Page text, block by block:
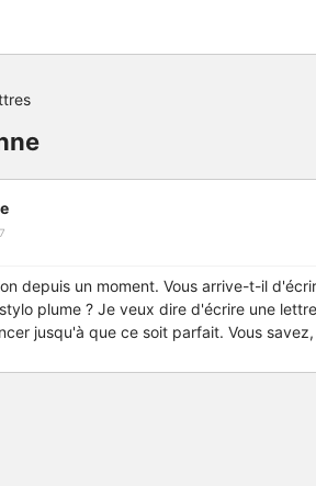
depuis un moment. Vous arrive-t-il
plume ? Je veux dire d'écrire une
jusqu'à que ce soit parfait. Vous